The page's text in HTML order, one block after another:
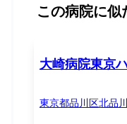
この病院に似
大崎病院東京
東京都品川区北品